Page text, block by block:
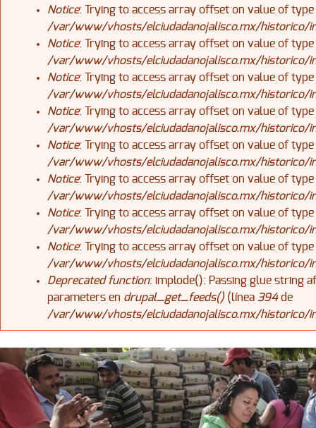
Notice: Trying to access array offset on value of
/var/www/vhosts/elciudadanojalisco.mx/historico/
Notice: Trying to access array offset on value of
/var/www/vhosts/elciudadanojalisco.mx/historico/
Notice: Trying to access array offset on value of
/var/www/vhosts/elciudadanojalisco.mx/historico/
Notice: Trying to access array offset on value of
/var/www/vhosts/elciudadanojalisco.mx/historico/
Notice: Trying to access array offset on value of
/var/www/vhosts/elciudadanojalisco.mx/historico/
Notice: Trying to access array offset on value of
/var/www/vhosts/elciudadanojalisco.mx/historico/
Notice: Trying to access array offset on value of
/var/www/vhosts/elciudadanojalisco.mx/historico/
Notice: Trying to access array offset on value of
/var/www/vhosts/elciudadanojalisco.mx/historico/
Deprecated function: implode(): Passing glue string
parameters en drupal_get_feeds()(línea 394de
/var/www/vhosts/elciudadanojalisco.mx/historico/